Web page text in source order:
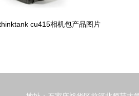
cu415相机包产品图片